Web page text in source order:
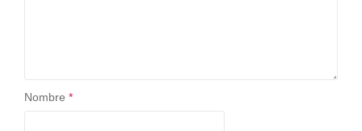
Nombre *